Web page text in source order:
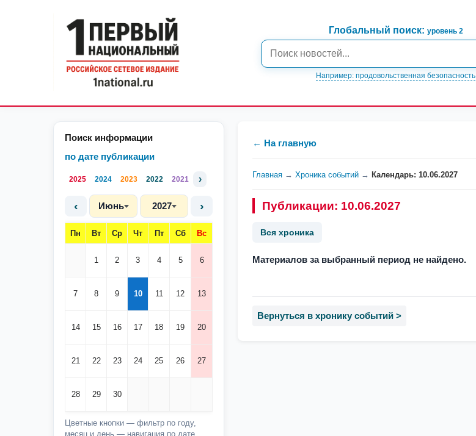
Глобальный поиск: уровень 2
Например: продовольственная безопасность
Поиск информации
по дате публикации
2025 2024 2023 2022 2021 ›
‹ Июнь 2027 ›
Пн Вт Ср Чт Пт Сб Вс
1 2 3 4 5 6
7 8 9 10 11 12 13
14 15 16 17 18 19 20
21 22 23 24 25 26 27
28 29 30
Цветные кнопки — фильтр по году,
месяц и день — навигация по дате
← На главную
Главная → Хроника событий → Календарь: 10.06.2027
Публикации: 10.06.2027
Вся хроника
Материалов за выбранный период не найдено.
Вернуться в хронику событий >